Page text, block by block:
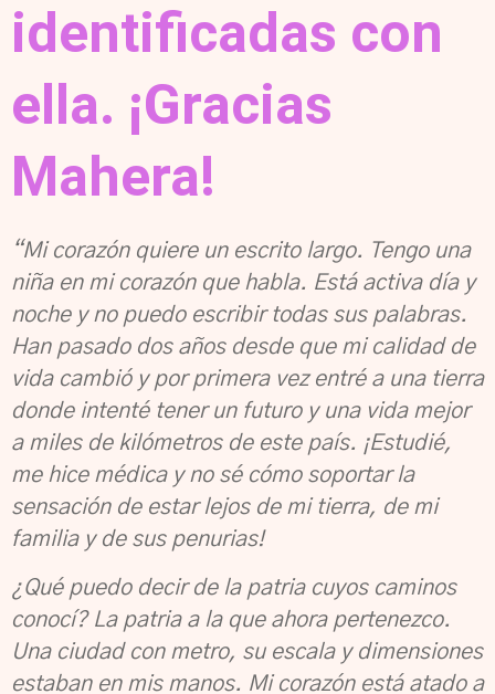
identificadas con
ella. ¡Gracias
Mahera!
“Mi corazón quiere un escrito largo. Tengo una
niña en mi corazón que habla. Está activa día y
noche y no puedo escribir todas sus palabras.
Han pasado dos años desde que mi calidad de
vida cambió y por primera vez entré a una tierra
donde intenté tener un futuro y una vida mejor
a miles de kilómetros de este país. ¡Estudié,
me hice médica y no sé cómo soportar la
sensación de estar lejos de mi tierra, de mi
familia y de sus penurias!
¿Qué puedo decir de la patria cuyos caminos
conocí? La patria a la que ahora pertenezco.
Una ciudad con metro, su escala y dimensiones
estaban en mis manos. Mi corazón está atado a